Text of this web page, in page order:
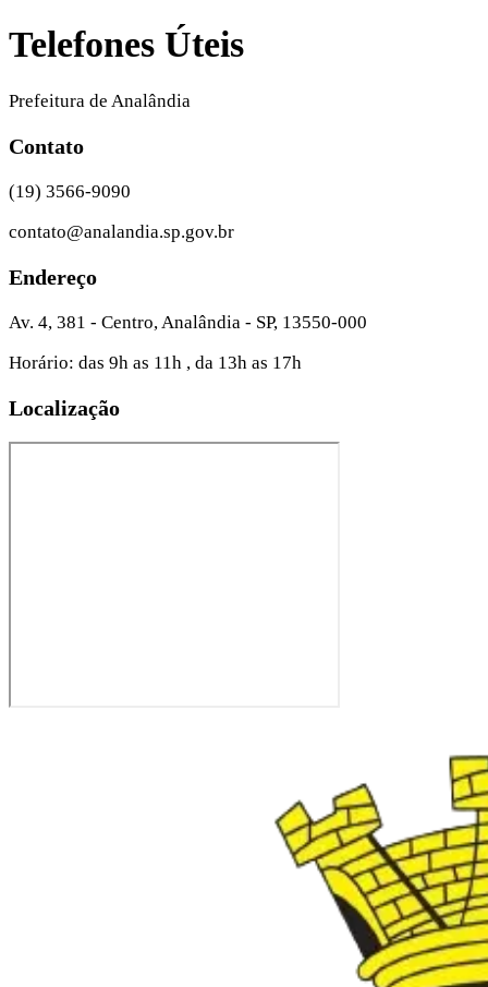
Telefones Úteis
Prefeitura de Analândia
Contato
(19) 3566-9090
contato@analandia.sp.gov.br
Endereço
Av. 4, 381 - Centro, Analândia - SP, 13550-000
Horário: das 9h as 11h , da 13h as 17h
Localização